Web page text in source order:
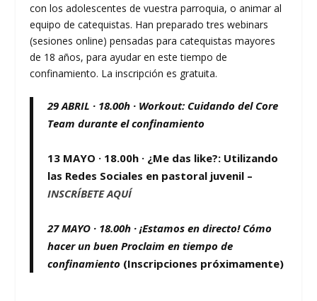
con los adolescentes de vuestra parroquia, o animar al
equipo de catequistas. Han preparado tres webinars
(sesiones online) pensadas para catequistas mayores
de 18 años, para ayudar en este tiempo de
confinamiento. La inscripción es gratuita.
29 ABRIL · 18.00h · Workout: Cuidando del Core
Team durante el confinamiento
13 MAYO · 18.00h · ¿Me das like?: Utilizando
las Redes Sociales en pastoral juvenil –
INSCRÍBETE AQUÍ
27 MAYO · 18.00h · ¡Estamos en directo! Cómo
hacer un buen Proclaim en tiempo de
confinamiento (Inscripciones próximamente)